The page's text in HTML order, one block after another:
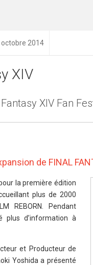
2014
XIV
XIV Fan
de FINAL
la première édition
plus de 2000
REBORN. Pendant
plus d’information à
et Producteur de
Yoshida a présenté